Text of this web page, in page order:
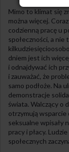
Mimo to klimat się
można więcej.
codzienną pracę u
społeczności, a nie
dniem jest ich
i odnajdywać ich
i zauważać, że
samo podłoże. Na
demonstracje
świata. Walczący o
otrzymują wsparcie
seksualne wpisały
pracy i płacy.
społecznych